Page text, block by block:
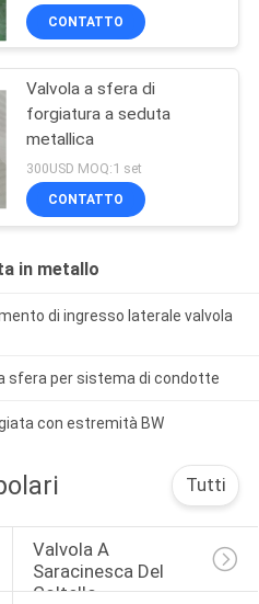
CONTATTO
Valvola a sfera di
forgiatura a seduta
metallica
300USD MOQ:1 set
CONTATTO
in metallo
di ingresso laterale valvola
sfera per sistema di condotte
con estremità BW
Tutti
Valvola A
Saracinesca Del
Coltello